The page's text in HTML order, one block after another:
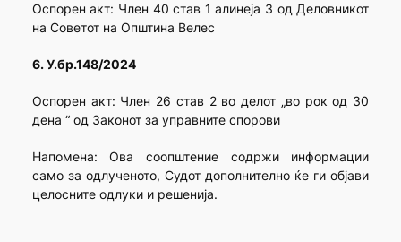
Oспорен акт: Член 40 став 1 алинеја 3 од Деловникот
на Советот на Општина Велес
6. У.бр.148/2024
Оспорен акт: Член 26 став 2 во делот „во рок од 30
дена “ од Законот за управните спорови
Напомена: Ова соопштение содржи информации
само за одлученото, Судот дополнително ќе ги објави
целосните одлуки и решенија.